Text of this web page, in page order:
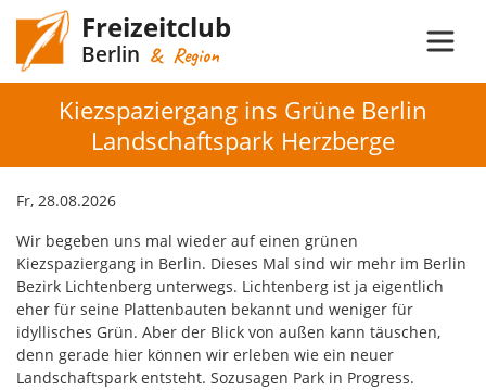
Freizeitclub
Berlin & Region
Kiezspaziergang ins Grüne Berlin
Landschaftspark Herzberge
Fr, 28.08.2026
Wir begeben uns mal wieder auf einen grünen
Kiezspaziergang in Berlin. Dieses Mal sind wir mehr im Berlin
Bezirk Lichtenberg unterwegs. Lichtenberg ist ja eigentlich
eher für seine Plattenbauten bekannt und weniger für
idyllisches Grün. Aber der Blick von außen kann täuschen,
denn gerade hier können wir erleben wie ein neuer
Landschaftspark entsteht. Sozusagen Park in Progress.